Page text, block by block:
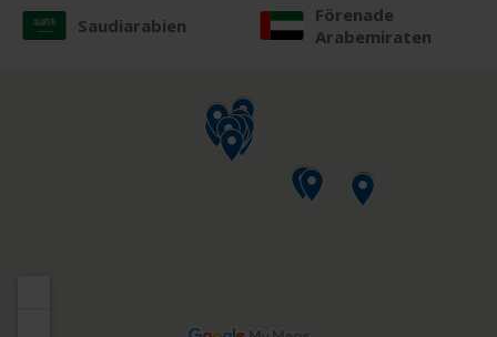
Saudiarabien
Förenade
Arabemiraten